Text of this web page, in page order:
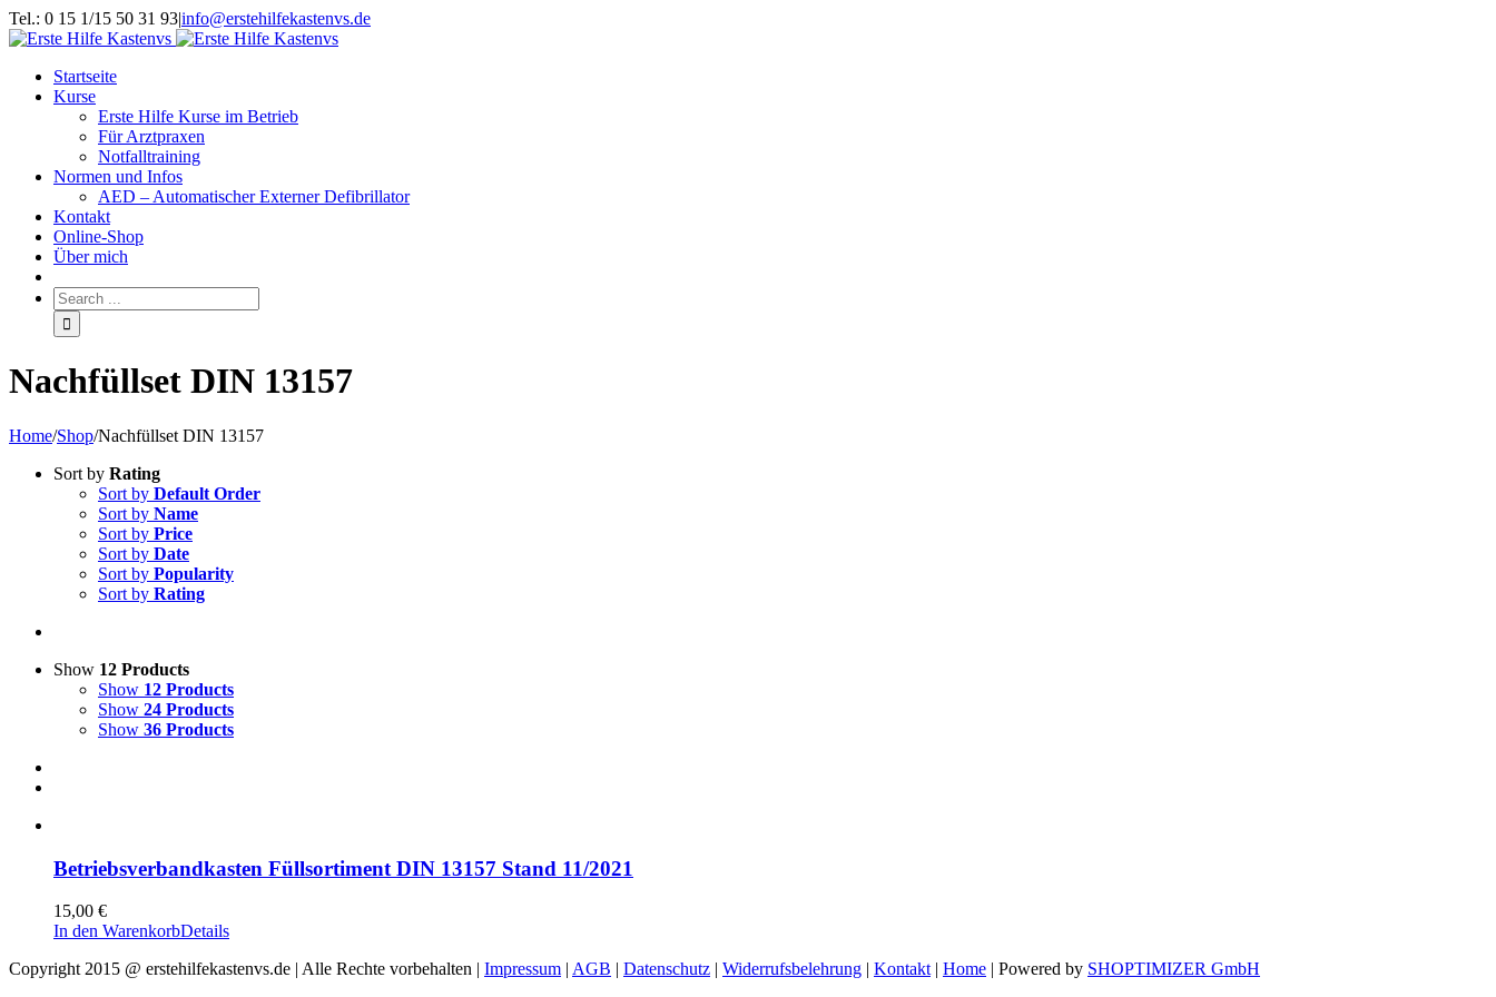
Tel.: 0 15 1/15 50 31 93|info@erstehilfekastenvs.de
Startseite
Kurse
Erste Hilfe Kurse im Betrieb
Für Arztpraxen
Notfalltraining
Normen und Infos
AED – Automatischer Externer Defibrillator
Kontakt
Online-Shop
Über mich
Nachfüllset DIN 13157
Home/Shop/Nachfüllset DIN 13157
Sort by Rating
Sort by Default Order
Sort by Name
Sort by Price
Sort by Date
Sort by Popularity
Sort by Rating
Show 12 Products
Show 12 Products
Show 24 Products
Show 36 Products
Betriebsverbandkasten Füllsortiment DIN 13157 Stand 11/2021
15,00 €
In den WarenkorbDetails
Copyright 2015 @ erstehilfekastenvs.de | Alle Rechte vorbehalten | Impressum | AGB | Datenschutz | Widerrufsbelehrung | Kontakt | Home | Powered by SHOPTIMIZER GmbH